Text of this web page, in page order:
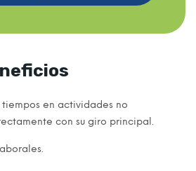
tiempos en actividades no
con su giro principal.